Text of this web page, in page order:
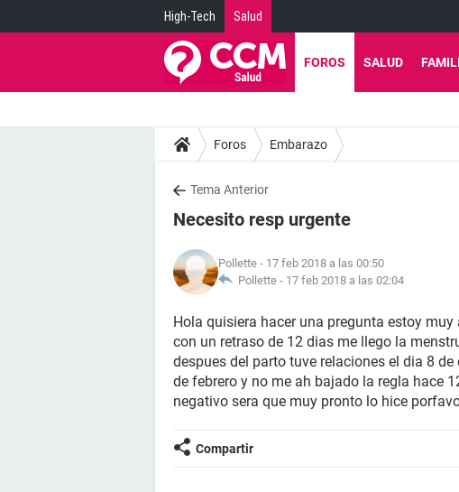
High-Tech Salud
FOROS SALUD
Foros Embarazo
Tema Anterior
Necesito resp urgente
Pollette - 17 feb 2018 a las 00:50
Pollette - 17 feb 2018 a las 02:04
Hola quisiera hacer una pregunta estoy
con un retraso de 12 dias me llego la
despues del parto tuve relaciones el dia 8
de febrero y no me ah bajado la regla hace
negativo sera que muy pronto lo hice
Compartir